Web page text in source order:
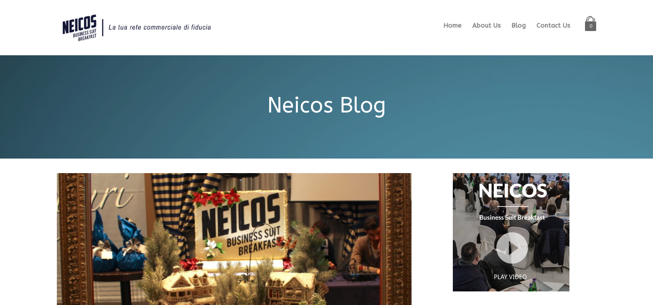
Home About Us Blog Contact Us 0
Neicos Blog